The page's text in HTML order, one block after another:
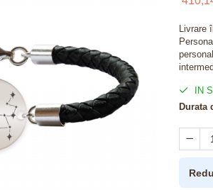
Livrare
IN
Durata